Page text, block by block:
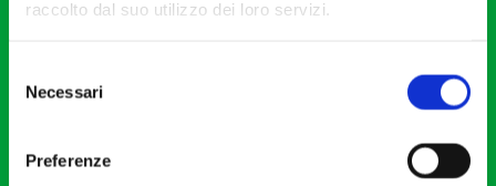
raccolto dal suo utilizzo dei loro servizi.
delNecessari
Preferenze
Via S. Giovanni sul Muro, 2